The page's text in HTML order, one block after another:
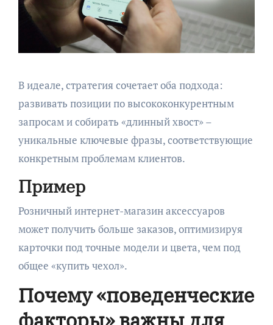
В идеале, стратегия сочетает оба подхода:
развивать позиции по высококонкурентным
запросам и собирать «длинный хвост» –
уникальные ключевые фразы, соответствующие
конкретным проблемам клиентов.
Пример
Розничный интернет-магазин аксессуаров
может получить больше заказов, оптимизируя
карточки под точные модели и цвета, чем под
общее «купить чехол».
Почему «поведенческие